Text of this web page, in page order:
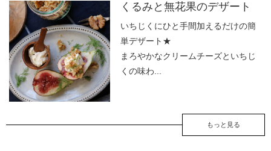
くるみと無花果のデザート
いちじくにひと手間加えるだけの簡
単デザート★
まろやかなクリームチーズといちじ
くの味わ...
もっと見る